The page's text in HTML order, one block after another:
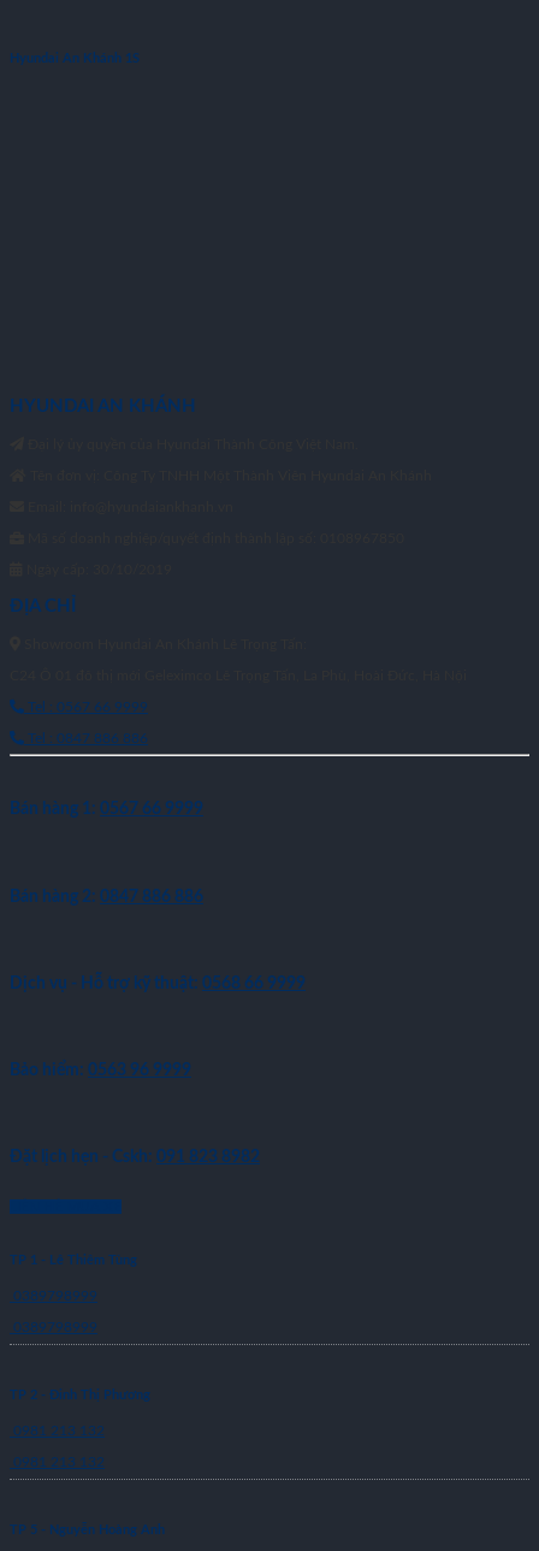
Hyundai An Khánh 1S
HYUNDAI AN KHÁNH
ĐỊA CHỈ
Tel : 0567 66 9999
Tel : 0847 886 886
Bán hàng 1: 0567 66 9999
Bán hàng 2: 0847 886 886
Dịch vụ - Hỗ trợ kỹ thuật: 0568 66 9999
Bảo hiểm: 0563 96 9999
Đặt lịch hẹn - Cskh: 091 823 8982
TP 1 - Lê Thiêm Tùng
0389798999
0389798999
TP 2 - Đinh Thị Phương
0981 213 132
0981 213 132
TP 5 - Nguyễn Hoàng Anh